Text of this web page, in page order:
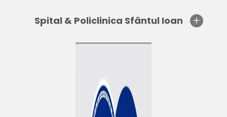
Spital & Policlinica Sfântul Ioan